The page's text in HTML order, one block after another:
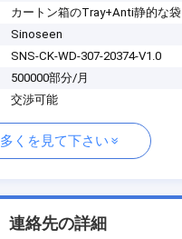
カートン箱のTray+Anti静的な袋
Sinoseen
SNS-CK-WD-307-20374-V1.0
500000部分/月
交渉可能
多くを見て下さい
連絡先の詳細